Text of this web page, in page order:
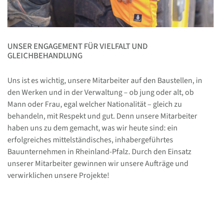
UNSER ENGAGEMENT FÜR VIELFALT UND
GLEICHBEHANDLUNG
Uns ist es wichtig, unsere Mitarbeiter auf den Baustellen, in
den Werken und in der Verwaltung – ob jung oder alt, ob
Mann oder Frau, egal welcher Nationalität – gleich zu
behandeln, mit Respekt und gut. Denn unsere Mitarbeiter
haben uns zu dem gemacht, was wir heute sind: ein
erfolgreiches mittelständisches, inhabergeführtes
Bauunternehmen in Rheinland-Pfalz. Durch den Einsatz
unserer Mitarbeiter gewinnen wir unsere Aufträge und
verwirklichen unsere Projekte!